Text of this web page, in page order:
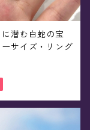
に潜む白蛇の宝
サイズ・リング